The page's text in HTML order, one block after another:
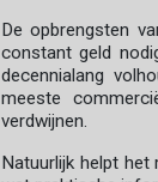
De opbrengsten
constant geld
decennialang
meeste
verdwijnen.
Natuurlijk helpt